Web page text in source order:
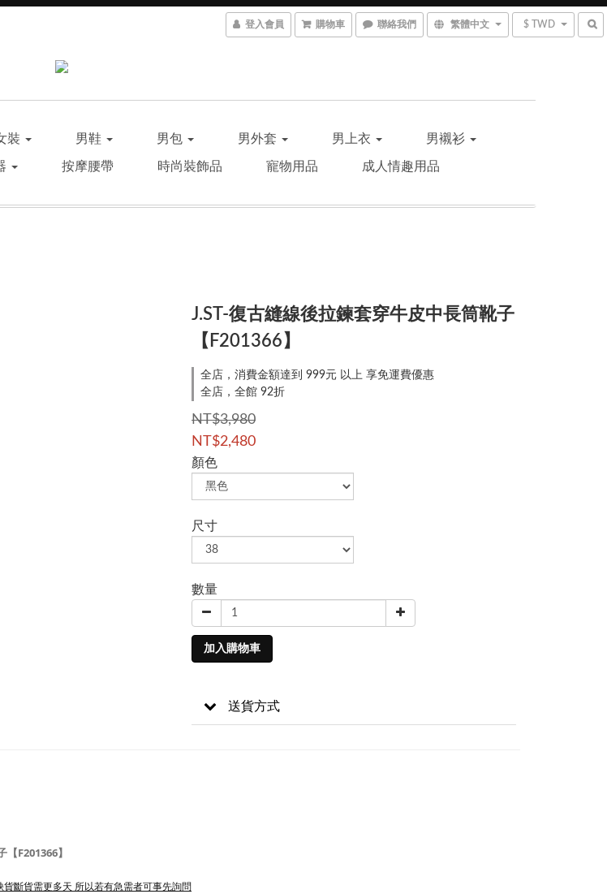
登入會員 購物車 聯絡我們 繁體中文 $ TWD
裝 男鞋 男包 男外套 男上衣 男襯衫
按摩腰帶 時尚裝飾品 寵物用品 成人情趣用品
J.ST-復古縫線後拉鍊套穿牛皮中長筒靴子
【F201366】
全店，消費金額達到 999元 以上 享免運費優惠
全店，全館 92折
NT$3,980
NT$2,480
顏色
尺寸
數量
加入購物車
送貨方式
F201366】
斷貨需更多天 所以若有急需者可事先詢問